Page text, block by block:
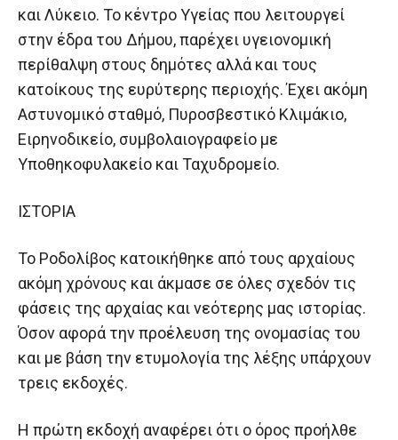
και Λύκειο. Το κέντρο Υγείας που λειτουργεί
στην έδρα του Δήμου, παρέχει υγειονομική
περίθαλψη στους δημότες αλλά και τους
κατοίκους της ευρύτερης περιοχής. Έχει ακόμη
Αστυνομικό σταθμό, Πυροσβεστικό Κλιμάκιο,
Ειρηνοδικείο, συμβολαιογραφείο με
Υποθηκοφυλακείο και Ταχυδρομείο.
ΙΣΤΟΡΙΑ
Το Ροδολίβος κατοικήθηκε από τους αρχαίους
ακόμη χρόνους και άκμασε σε όλες σχεδόν τις
φάσεις της αρχαίας και νεότερης μας ιστορίας.
Όσον αφορά την προέλευση της ονομασίας του
και με βάση την ετυμολογία της λέξης υπάρχουν
τρεις εκδοχές.
Η πρώτη εκδοχή αναφέρει ότι ο όρος προήλθε